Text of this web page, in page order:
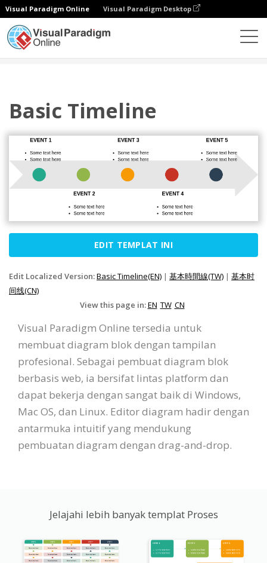
Visual Paradigm Online Visual Paradigm Desktop
Basic Timeline
EDIT TEMPLAT INI
Edit Localized Version:Basic Timeline(EN) | 基本時間線(TW) | 基本时
间线(CN)
View this page in:EN TW CN
Visual Paradigm Online tersedia untuk
membuat diagram blok dengan tampilan
profesional. Sebagai pembuat diagram blok
berbasis web, ia bersifat lintas platform dan
dapat bekerja dengan sangat baik di Windows,
Mac OS, dan Linux. Editor diagram hadir dengan
antarmuka intuitif yang mendukung
pembuatan diagram dengan drag-and-drop.
Jelajahi lebih banyak templat Proses